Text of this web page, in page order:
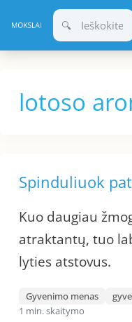
prie
turinio
lotoso
Spinduliuok
Kuo daugiau
atraktantų, tuo
lyties atstovus.
Gyvenimo menas
1 min. skaitymo